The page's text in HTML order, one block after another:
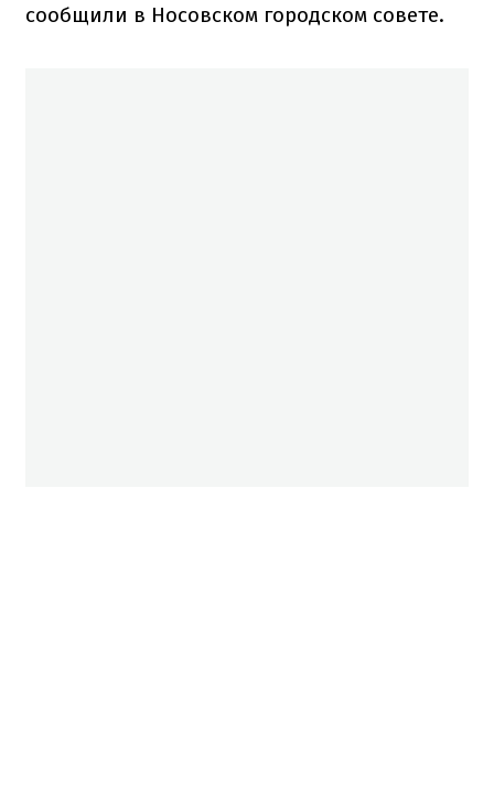
сообщили в Носовском городском совете.